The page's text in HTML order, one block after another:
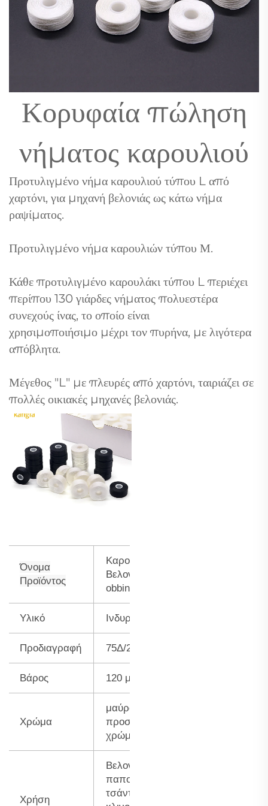
Κορυφαία πώληση
νήματος καρουλιού
Προτυλιγμένο νήμα καρουλιού τύπου L από
χαρτόνι, για μηχανή βελονιάς ως κάτω νήμα
ραψίματος.
Προτυλιγμένο νήμα καρουλιών τύπου Μ.
Κάθε προτυλιγμένο καρουλάκι τύπου L περιέχει
περίπου 130 γιάρδες νήματος πολυεστέρα
συνεχούς ίνας, το οποίο είναι
χρησιμοποιήσιμο μέχρι τον πυρήνα, με λιγότερα
απόβλητα.
Μέγεθος "L" με πλευρές από χαρτόνι, ταιριάζει σε
πολλές οικιακές μηχανές βελονιάς.
Όνομα
Προϊόντος
Καρουλάκια
Βελονιάς
obbin
Υλικό Ινδυρένια κλωστή
Προδιαγραφή 75Δ/2
Βάρος 120 μέτρα/κωνικό
Χρώμα
μαύρο, λευκό,
προσαρμοσμένο
χρώμα
Χρήση
Βελονιά σε
παπούτσια, καπέλα,
τσάντες,